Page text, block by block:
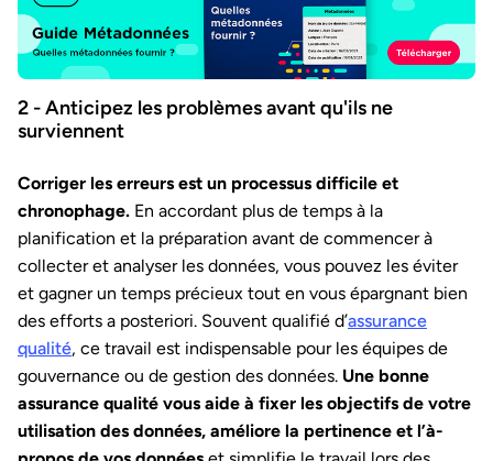
2 - Anticipez les problèmes avant qu'ils ne
surviennent
Corriger les erreurs est un processus difficile et
chronophage. En accordant plus de temps à la
planification et la préparation avant de commencer à
collecter et analyser les données, vous pouvez les éviter
et gagner un temps précieux tout en vous épargnant bien
des efforts a posteriori. Souvent qualifié d’assurance
qualité, ce travail est indispensable pour les équipes de
gouvernance ou de gestion des données. Une bonne
assurance qualité vous aide à fixer les objectifs de votre
utilisation des données, améliore la pertinence et l’à-